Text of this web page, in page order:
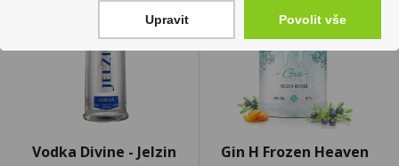
Vodka Divine - Jelzin
Gin H Frozen Heaven
Upravit Povolit vše